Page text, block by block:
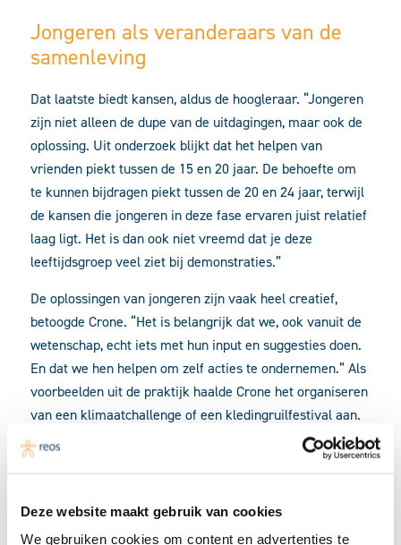
Deze website maakt gebruik van cookies
We gebruiken cookies om content en advertenties te
Jongeren als veranderaars van de
samenleving
Dat laatste biedt kansen, aldus de hoogleraar. “Jongeren
zijn niet alleen de dupe van de uitdagingen, maar ook de
oplossing. Uit onderzoek blijkt dat het helpen van
vrienden piekt tussen de 15 en 20 jaar. De behoefte om
te kunnen bijdragen piekt tussen de 20 en 24 jaar, terwijl
de kansen die jongeren in deze fase ervaren juist relatief
laag ligt. Het is dan ook niet vreemd dat je deze
leeftijdsgroep veel ziet bij demonstraties.”
De oplossingen van jongeren zijn vaak heel creatief,
betoogde Crone. “Het is belangrijk dat we, ook vanuit de
wetenschap, echt iets met hun input en suggesties doen.
En dat we hen helpen om zelf acties te ondernemen.” Als
voorbeelden uit de praktijk haalde Crone het organiseren
van een klimaatchallenge of een kledingruilfestival aan.
De hoogleraar benoemde drie manieren voor jongeren
om een game changer te zijn: ‘ontdekken’,
bijvoorbeeld invulling geven door sport of activiteiten in